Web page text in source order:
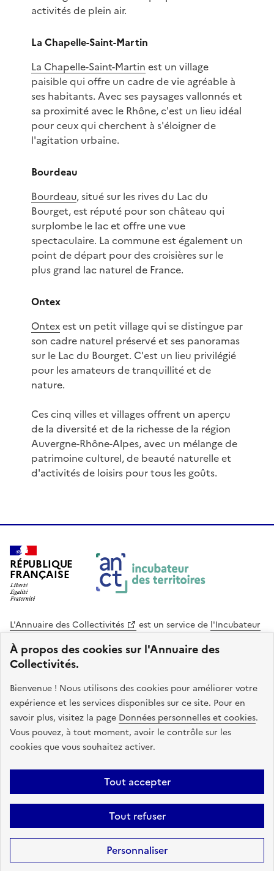
À propos des cookies sur l'Annuaire des
Collectivités.
Bienvenue ! Nous utilisons des cookies pour améliorer votre
expérience et les services disponibles sur ce site. Pour en
savoir plus, visitez la page Données personnelles et cookies.
Vous pouvez, à tout moment, avoir le contrôle sur les
cookies que vous souhaitez activer.
Tout accepter
Tout refuser
Personnaliser
activités de plein air.
La Chapelle-Saint-Martin
La Chapelle-Saint-Martin est un village
paisible qui offre un cadre de vie agréable à
ses habitants. Avec ses paysages vallonnés et
sa proximité avec le Rhône, c'est un lieu idéal
pour ceux qui cherchent à s'éloigner de
l'agitation urbaine.
Bourdeau
Bourdeau, situé sur les rives du Lac du
Bourget, est réputé pour son château qui
surplombe le lac et offre une vue
spectaculaire. La commune est également un
point de départ pour des croisières sur le
plus grand lac naturel de France.
Ontex
Ontexest un petit village qui se distingue par
son cadre naturel préservé et ses panoramas
sur le Lac du Bourget. C'est un lieu privilégié
pour les amateurs de tranquillité et de
nature.
Ces cinq villes et villages offrent un aperçu
de la diversité et de la richesse de la région
Auvergne-Rhône-Alpes, avec un mélange de
patrimoine culturel, de beauté naturelle et
d'activités de loisirs pour tous les goûts.
RÉPUBLIQUE
FRANÇAISE
L'Annuaire des Collectivités est un service de l'Incubateur
des Territoires
Cohésion des Territoires
. Le code source de ce site web
est disponible en licence libre. Le design de ce site est conçu
avec le système de design de l’État.
legifrance.gouv.fr
info.gouv.fr
service-public.gouv.fr
data.gouv.fr
Plan du site Accessibilite : non conforme
Mentions légales
Politique de confidentialité
Gestion des cookies FAQ
Kit de
Statistiques Code source
Sauf mention contraire, tous les contenus de ce site sont sous